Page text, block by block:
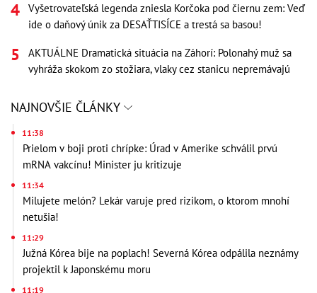
Vyšetrovateľská legenda zniesla Korčoka pod čiernu zem: Veď
ide o daňový únik za DESAŤTISÍCE a trestá sa basou!
AKTUÁLNE Dramatická situácia na Záhorí: Polonahý muž sa
vyhráža skokom zo stožiara, vlaky cez stanicu nepremávajú
NAJNOVŠIE ČLÁNKY
11:38
Prielom v boji proti chrípke: Úrad v Amerike schválil prvú
mRNA vakcínu! Minister ju kritizuje
11:34
Milujete melón? Lekár varuje pred rizikom, o ktorom mnohí
netušia!
11:29
Južná Kórea bije na poplach! Severná Kórea odpálila neznámy
projektil k Japonskému moru
11:19